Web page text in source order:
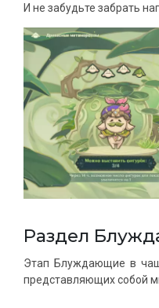
И не забудьте забрать
Раздел
Этап Блуждающие в
представляющих собой